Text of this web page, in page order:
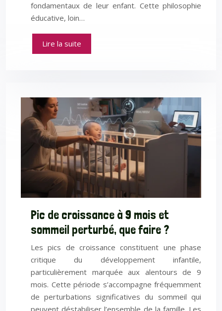
fondamentaux de leur enfant. Cette philosophie
éducative, loin…
Lire la suite
Pic de croissance à 9 mois et
sommeil perturbé, que faire ?
Les pics de croissance constituent une phase
critique du développement infantile,
particulièrement marquée aux alentours de 9
mois. Cette période s’accompagne fréquemment
de perturbations significatives du sommeil qui
peuvent déstabiliser l’ensemble de la famille. Les